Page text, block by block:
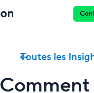
Toutes les
Comment